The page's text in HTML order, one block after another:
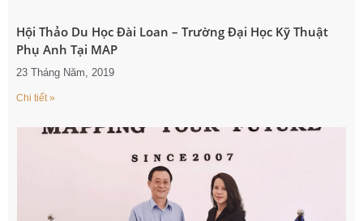
Hội Thảo Du Học Đài Loan – Trường Đại Học Kỹ Thuật
Phụ Anh Tại MAP
23 Tháng Năm, 2019
Chi tiết »